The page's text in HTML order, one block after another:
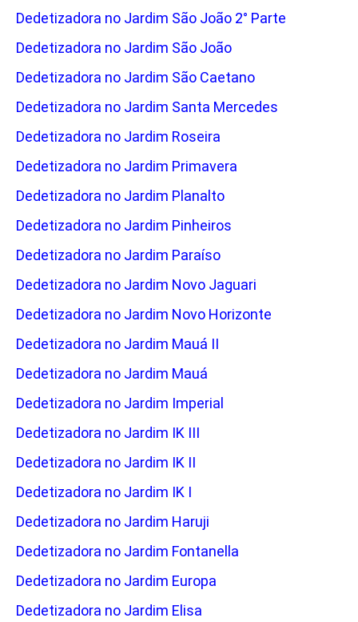
Dedetizadora no Jardim São João 2° Parte
Dedetizadora no Jardim São João
Dedetizadora no Jardim São Caetano
Dedetizadora no Jardim Santa Mercedes
Dedetizadora no Jardim Roseira
Dedetizadora no Jardim Primavera
Dedetizadora no Jardim Planalto
Dedetizadora no Jardim Pinheiros
Dedetizadora no Jardim Paraíso
Dedetizadora no Jardim Novo Jaguari
Dedetizadora no Jardim Novo Horizonte
Dedetizadora no Jardim Mauá II
Dedetizadora no Jardim Mauá
Dedetizadora no Jardim Imperial
Dedetizadora no Jardim IK III
Dedetizadora no Jardim IK II
Dedetizadora no Jardim IK I
Dedetizadora no Jardim Haruji
Dedetizadora no Jardim Fontanella
Dedetizadora no Jardim Europa
Dedetizadora no Jardim Elisa